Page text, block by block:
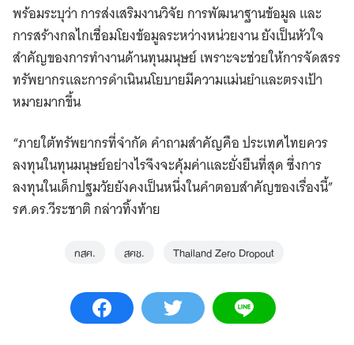
พร้อมระบุว่า การส่งเสริมงานวิจัย การพัฒนาฐานข้อมูล และ
การสร้างกลไกเชื่อมโยงข้อมูลระหว่างหน่วยงาน ยังเป็นหัวใจ
สำคัญของการทำงานด้านทุนมนุษย์ เพราะจะช่วยให้การจัดสรร
ทรัพยากรและการดำเนินนโยบายมีความแม่นยำและตรงเป้า
หมายมากขึ้น
“ภายใต้ทรัพยากรที่จำกัด คำถามสำคัญคือ ประเทศไทยควร
ลงทุนในทุนมนุษย์อย่างไรจึงจะคุ้มค่าและยั่งยืนที่สุด ซึ่งการ
ลงทุนในเด็กปฐมวัยยังคงเป็นหนึ่งในคำตอบสำคัญของเรื่องนี้”
รศ.ดร.วีระชาติ กล่าวทิ้งท้าย
กสศ. สศช. Thailand Zero Dropout